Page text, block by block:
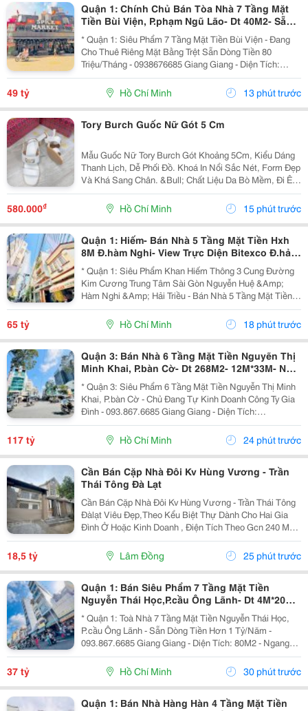
Quận 1: Chính Chủ Bán Tòa Nhà 7 Tầng Mặt
Tiền Bùi Viện, P.phạm Ngũ Lão- Dt 40M2- Sẵn
Hdt Riêng Tầng Trệt 80Tr/Th- Vị Trí Vip Nhất
Tại
* Quận 1: Siêu Phẩm 7 Tầng Mặt Tiền Bùi Viện - Đang
Cho Thuê Riêng Mặt Bằng Trệt Sẵn Dòng Tiền 80
Triệu/Tháng - 0938676685 Giang Giang - Diện Tích:
38M2 - Ngang 2,85M Nở Hậu 5,55M * 11M. - Kết Cấu: 7
Tầng - Sân Thượng - Sẵn 11 Phòng Dịch Vụ - 12...
49 tỷ Hồ Chí Minh 13 phút trước
Tory Burch Guốc Nữ Gót 5 Cm
Mẫu Guốc Nữ Tory Burch Gót Khoảng 5Cm, Kiểu Dáng
Thanh Lịch, Dễ Phối Đồ. Khoá In Nổi Sắc Nét, Form Đẹp
Và Khá Sang Chân. &Bull; Chất Liệu Da Bò Mềm, Đi Êm
Chân &Bull; Lót Da Mềm, Tạo Cảm Giác Thoải Mái Khi
Mang Lâu &Bull; Chi Tiết Khoá In Nổi Sắc...
580.000₫ Hồ Chí Minh 15 phút trước
Quận 1: Hiếm- Bán Nhà 5 Tầng Mặt Tiền Hxh
8M Đ.hàm Nghi- View Trực Diện Bitexco Đ.hải
Triều - 30M Đến Phố Hoa Nguyễn Huệ- Dt
4,5M*19M- Sẵn Hdt
* Quận 1: Siêu Phẩm Khan Hiếm Thông 3 Cung Đường
Kim Cương Trung Tâm Sài Gòn Nguyễn Huệ &Amp;
Hàm Nghi &Amp; Hải Triều - Bán Nhà 5 Tầng Mặt Tiền
Hẻm Xe Hơi Ngủ Trong Nhà Đ.hàm Nghi, P.sài Gòn -
093.867.6685 Giang Giang - Diện Tích: 70M2 - Ngang...
65 tỷ Hồ Chí Minh 18 phút trước
Quận 3: Bán Nhà 6 Tầng Mặt Tiền Nguyẽn Thị
Minh Khai, P.bàn Cờ- Dt 268M2- 12M*33M- Nhà
Thiết Kế Sân Siêu Rộng Để Xe- Khai Thác Giá
Trị Đa
* Quận 3: Siêu Phẩm 6 Tầng Mặt Tiền Nguyễn Thị Minh
Khai, P.bàn Cờ - Chủ Đang Tự Kinh Doanh Công Ty Gia
Đình - 093.867.6685 Giang Giang - Diện Tích:
140M2/268M2 - Ngang 4M Nở Hậu 12M * 33M. - Kết
Cấu: 6 Tầng - Sân Thượng - Thang Máy - Sẵn 1 Phòng...
117 tỷ Hồ Chí Minh 24 phút trước
Cần Bán Cặp Nhà Đôi Kv Hùng Vương - Trần
Thái Tông Đà Lạt
Cần Bán Cặp Nhà Đôi Kv Hùng Vương - Trần Thái Tông
Đàlạt Viêu Đẹp,Theo Kểu Biệt Thự Dành Cho Hai Gia
Đình Ở Hoặc Kinh Doanh , Điện Tích Theo Gcn 240 M2
Xd Hiện Trạng 270 M2 Nhà 8P Ngủ Hai Căn Đều Có Bếp
Pk Riêng Gara Và Sân Đậu 4Xe Ôtô Giá 18T500...
18,5 tỷ Lâm Đồng 25 phút trước
Quận 1: Bán Siêu Phẩm 7 Tầng Mặt Tiền
Nguyễn Thái Học,P.cầu Ông Lãnh- Dt 4M*20M
Sh Vuông Đẹp- Dòng Tiền Đều Hơn 1 Tỷ/Năm-
Chính
* Quận 1: Toà Nhà 7 Tầng Mặt Tiền Nguyễn Thái Học,
P.cầu Ông Lãnh - Sẵn Dòng Tiền Hơn 1 Tỷ/Năm -
093.867.6685 Giang Giang - Diện Tích: 80M2 - Ngang
4M * 20M. - Kết Cấu: 7 Tầng - Thang Máy - 12 Phòng Mỗi
Tầng 2 Phòng Lớn. - Dòng Tiền Khai Thác Full...
37 tỷ Hồ Chí Minh 30 phút trước
Quận 1: Bán Nhà Hàng Hàn 4 Tầng Mặt Tiền